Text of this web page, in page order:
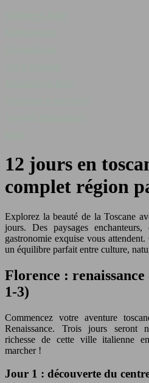
12 jours en
complet région
Explorez la beauté de la Toscane
jours. Des paysages
gastronomie exquise vous
un équilibre parfait entre culture,
Florence :
1-3)
Commencez votre aventure
Renaissance. Trois jours seront
richesse de cette ville italienne
marcher !
Jour 1 : découverte du